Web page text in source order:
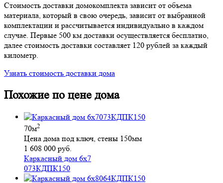
Стоимость доставки домокомплекта зависит от объема
материала, который в свою очередь, зависит от выбранной
комплектации и рассчитывается индивидуально в каждом
случае. Первые 500 км доставки осуществляется бесплатно,
далее стоимость доставки составляет 120 рублей за каждый
километр.
Узнать стоимость доставки дома
Похожие по цене дома
70м2
Цена дома под ключ, стены 150мм
1 608 000 руб.
Каркасный дом 6х7
073КДПК150